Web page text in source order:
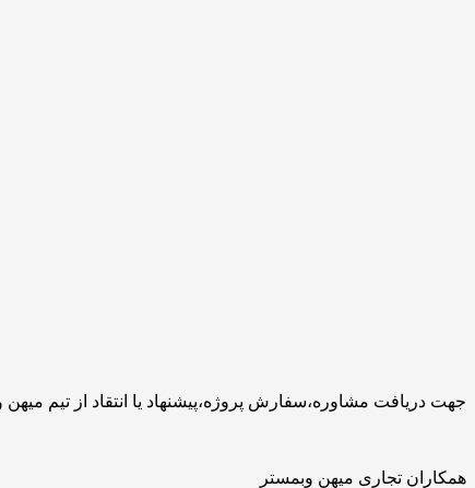
جهت دریافت مشاوره،سفارش پروژه،پیشنهاد یا انتقاد از تیم میهن وبمستر با ما تماس
همکاران تجاری میهن وبمستر